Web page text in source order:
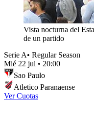
Vista nocturna del
de un partido
Serie A• Regular Season
Mié 22 jul • 20:00
Sao Paulo
Atletico Paranaense
Ver Cuotas